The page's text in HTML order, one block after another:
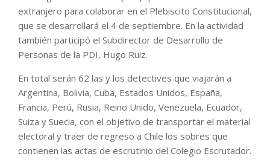
extranjero para colaborar en el Plebiscito Constitucional,
que se desarrollará el 4 de septiembre. En la actividad
también participó el Subdirector de Desarrollo de
Personas de la PDI, Hugo Ruiz.
En total serán 62 las y los detectives que viajarán a
Argentina, Bolivia, Cuba, Estados Unidos, España,
Francia, Perú, Rusia, Reino Unido, Venezuela, Ecuador,
Suiza y Suecia, con el objetivo de transportar el material
electoral y traer de regreso a Chile los sobres que
contienen las actas de escrutinio del Colegio Escrutador.